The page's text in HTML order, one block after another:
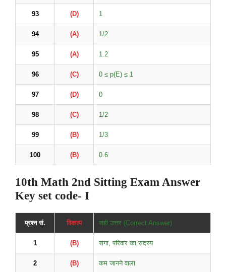
93 (D) 1
94 (A) 1/2
95 (A) 1.2
96 (C) 0 ≤ p(E) ≤ 1
97 (D) 0
98 (C) 1/2
99 (B) 1/3
100 (B) 0.6
10th Math 2nd Sitting Exam Answer
Key set code- I
प्रश्न सं. विकल्प सही उत्तर (Correct Answer)
1 (B) सगा, परिवार का सदस्य
2 (B) कम जानने वाला